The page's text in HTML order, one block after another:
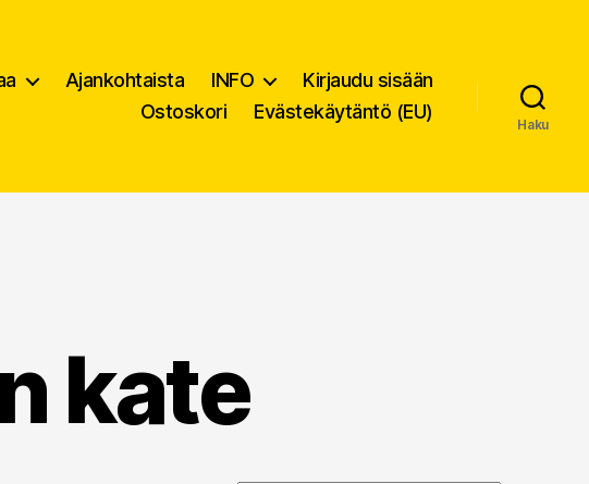
Ajankohtaista INFO
Kirjaudu sisään
Ostoskori
Evästekäytäntö (EU)
Haku
kate